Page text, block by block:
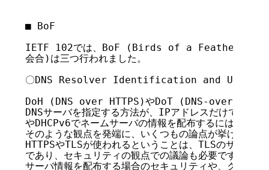
■ BoF
IETF 102では、BoF (Birds of a Feather - 特定
会合)は三つ行われました。
〇DNS Resolver Identification and Use
DoH (DNS over HTTPS)やDoT (DNS-over-TLS)が
DNSサーバを指定する方法が、IPアドレスだけではなく
やDHCPv6でネームサーバの情報を配布するにはどのよ
そのような観点を発端に、いくつもの論点が挙げられ
HTTPSやTLSが使われるということは、TLSのサーバ認
であり、セキュリティの観点での議論も必要です。会場
サーバ情報を配布する場合のセキュリティや、クラウ